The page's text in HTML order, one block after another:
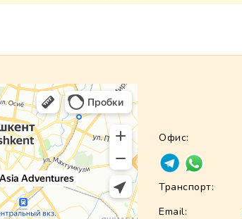
Офис:
Транспорт:
Email: